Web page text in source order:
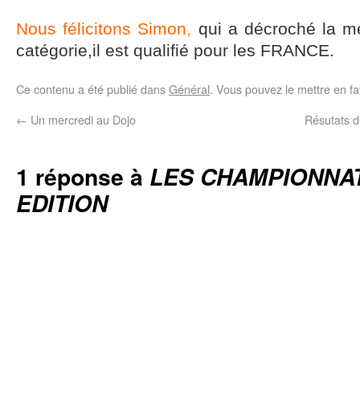
Nous félicitons Simon, qui a décroché la
catégorie,il est qualifié pour les FRANCE.
Ce contenu a été publié dansGénéral. Vous pouvez le mettre en
← Un mercredi au Dojo Résutats
1 réponse à LES
EDITION